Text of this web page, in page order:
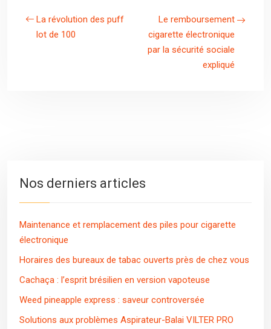
La révolution des puff
lot de 100
Le remboursement
cigarette électronique
par la sécurité sociale
expliqué
Nos derniers articles
Maintenance et remplacement des piles pour cigarette
électronique
Horaires des bureaux de tabac ouverts près de chez vous
Cachaça : l’esprit brésilien en version vapoteuse
Weed pineapple express : saveur controversée
Solutions aux problèmes Aspirateur-Balai VILTER PRO